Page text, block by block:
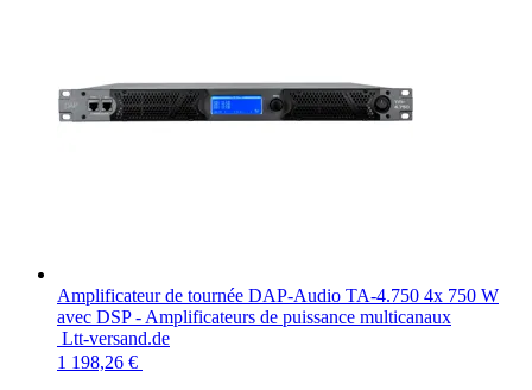
Amplificateur de tournée DAP-Audio TA-4.750 4x 750 W
avec DSP - Amplificateurs de puissance multicanaux
Ltt-versand.de
1 198,26 €